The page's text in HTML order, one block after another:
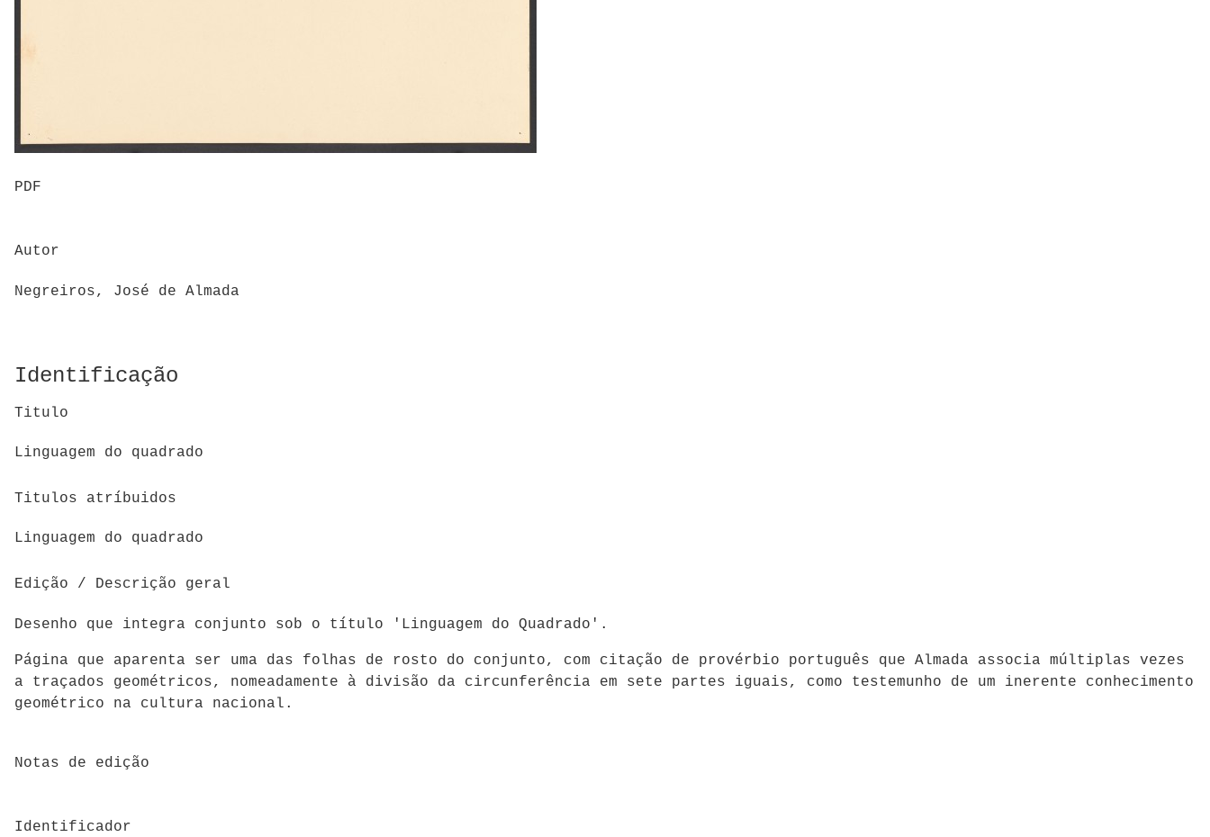
PDF
Autor
Negreiros, José de Almada
Identificação
Titulo
Linguagem do quadrado
Titulos atríbuidos
Linguagem do quadrado
Edição / Descrição geral
Desenho que integra conjunto sob o título 'Linguagem do Quadrado'.
Página que aparenta ser uma das folhas de rosto do conjunto, com citação de provérbio português que Almada associa múltiplas vezes
a traçados geométricos, nomeadamente à divisão da circunferência em sete partes iguais, como testemunho de um inerente conhecimento
geométrico na cultura nacional.
Notas de edição
Identificador